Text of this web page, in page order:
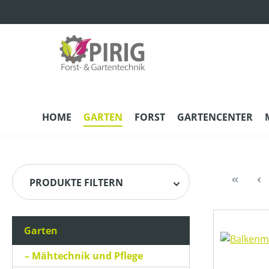
HOME GARTEN FORST GARTENCENTER
PRODUKTE FILTERN
HERSTELLER
Garten
Mähtechnik und Pflege